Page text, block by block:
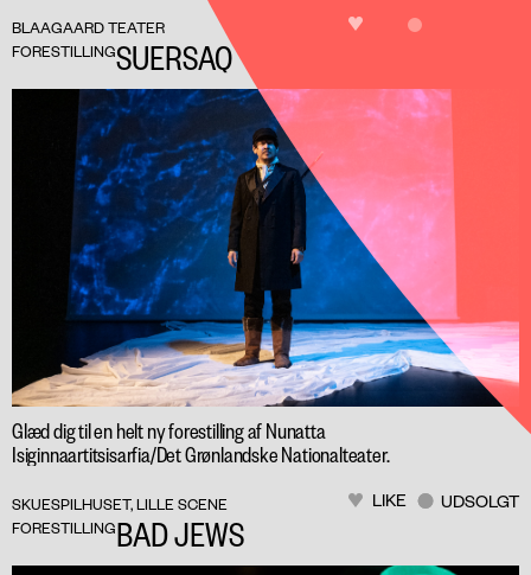
BLAAGAARD TEATER
FORESTILLINGSUERSAQ
Glæd dig til en helt ny forestilling af Nunatta
Isiginnaartitsisarfia/Det Grønlandske Nationalteater.
SKUESPILHUSET, LILLE SCENE LIKE UDSOLGT
FORESTILLINGBAD JEWS